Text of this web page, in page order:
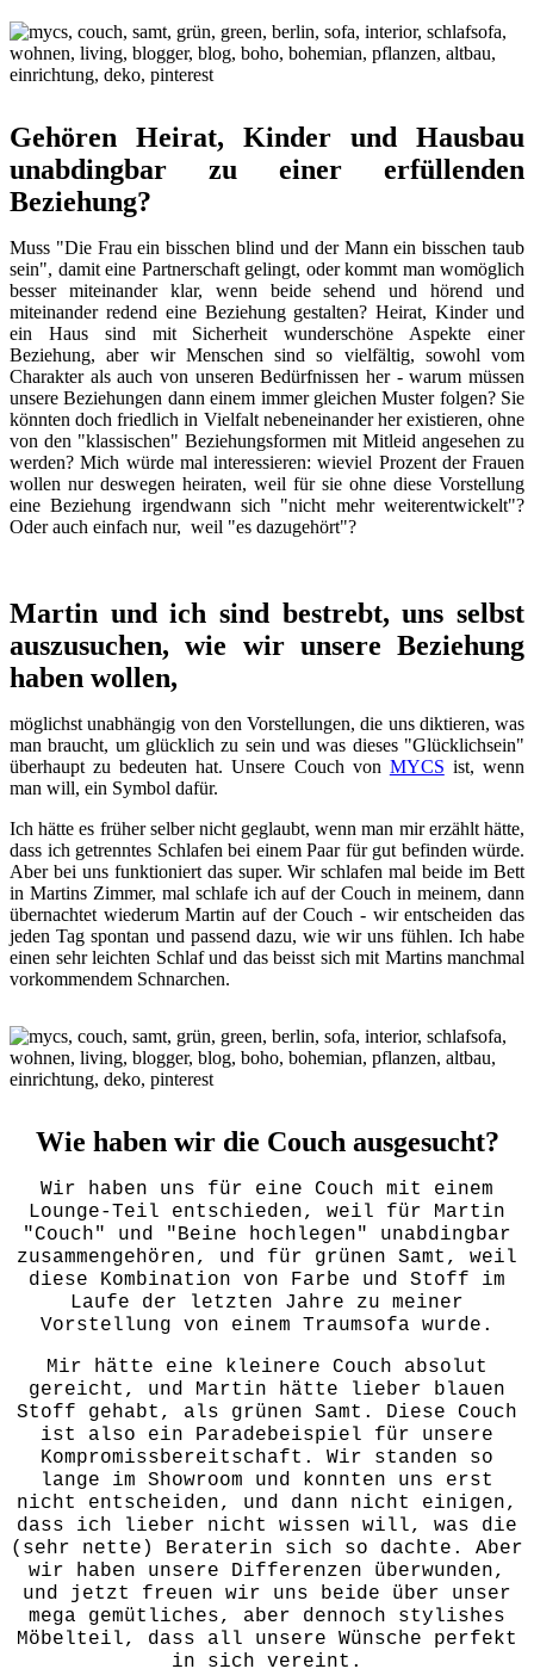
Gehören Heirat, Kinder und Hausbau
unabdingbar zu einer erfüllenden
Beziehung?
Muss "Die Frau ein bisschen blind und der Mann ein bisschen taub
sein", damit eine Partnerschaft gelingt, oder kommt man womöglich
besser miteinander klar, wenn beide sehend und hörend und
miteinander redend eine Beziehung gestalten? Heirat, Kinder und
ein Haus sind mit Sicherheit wunderschöne Aspekte einer
Beziehung, aber wir Menschen sind so vielfältig, sowohl vom
Charakter als auch von unseren Bedürfnissen her - warum müssen
unsere Beziehungen dann einem immer gleichen Muster folgen? Sie
könnten doch friedlich in Vielfalt nebeneinander her existieren, ohne
von den "klassischen" Beziehungsformen mit Mitleid angesehen zu
werden? Mich würde mal interessieren: wieviel Prozent der Frauen
wollen nur deswegen heiraten, weil für sie ohne diese Vorstellung
eine Beziehung irgendwann sich "nicht mehr weiterentwickelt"?
Oder auch einfach nur, weil "es dazugehört"?
Martin und ich sind bestrebt, uns selbst
auszusuchen, wie wir unsere Beziehung
haben wollen,
möglichst unabhängig von den Vorstellungen, die uns diktieren, was
man braucht, um glücklich zu sein und was dieses "Glücklichsein"
überhaupt zu bedeuten hat. Unsere Couch von MYCS ist, wenn
man will, ein Symbol dafür.
Ich hätte es früher selber nicht geglaubt, wenn man mir erzählt hätte,
dass ich getrenntes Schlafen bei einem Paar für gut befinden würde.
Aber bei uns funktioniert das super. Wir schlafen mal beide im Bett
in Martins Zimmer, mal schlafe ich auf der Couch in meinem, dann
übernachtet wiederum Martin auf der Couch - wir entscheiden das
jeden Tag spontan und passend dazu, wie wir uns fühlen. Ich habe
einen sehr leichten Schlaf und das beisst sich mit Martins manchmal
vorkommendem Schnarchen.
Wie haben wir die Couch ausgesucht?
Wir haben uns für eine Couch mit einem
Lounge-Teil entschieden, weil für Martin
"Couch" und "Beine hochlegen" unabdingbar
zusammengehören, und für grünen Samt, weil
diese Kombination von Farbe und Stoff im
Laufe der letzten Jahre zu meiner
Vorstellung von einem Traumsofa wurde.
Mir hätte eine kleinere Couch absolut
gereicht, und Martin hätte lieber blauen
Stoff gehabt, als grünen Samt. Diese Couch
ist also ein Paradebeispiel für unsere
Kompromissbereitschaft. Wir standen so
lange im Showroom und konnten uns erst
nicht entscheiden, und dann nicht einigen,
dass ich lieber nicht wissen will, was die
(sehr nette) Beraterin sich so dachte. Aber
wir haben unsere Differenzen überwunden,
und jetzt freuen wir uns beide über unser
mega gemütliches, aber dennoch stylishes
Möbelteil, dass all unsere Wünsche perfekt
in sich vereint.